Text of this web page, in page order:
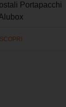
Portapacchi
SCOPRI